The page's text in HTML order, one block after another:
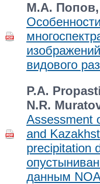
М.А. Попов,
видового
P.A.
N.R.
Assessment
and
precipitation
данным